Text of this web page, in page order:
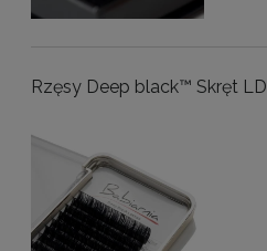
Rzęsy Deep black™ Skręt LD